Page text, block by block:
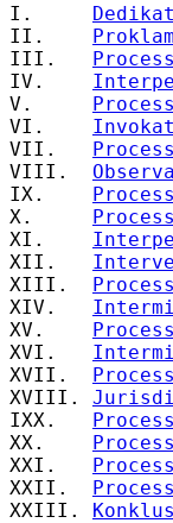
I.
II.
III.
IV.
V.
VI.
VII.
VIII.
IX.
X.
XI.
XII.
XIII.
XIV.
XV.
XVI.
XVII.
XVIII.
IXX.
XX.
XXI.
XXII.
XXIII.